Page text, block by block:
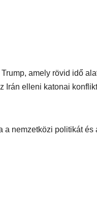
amely rövid idő
Irán elleni katonai
a nemzetközi politikát és